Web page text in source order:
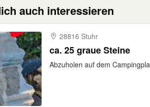
auch interessieren
28816 Stuhr
ca. 25 graue Steine
Abzuholen auf dem